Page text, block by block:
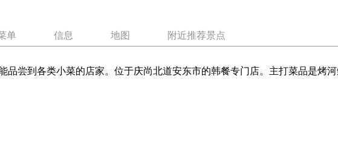
单 信息 地图 附近推荐景点
品尝到各类小菜的店家。位于庆尚北道安东市的韩餐专门店。主打菜品是烤河